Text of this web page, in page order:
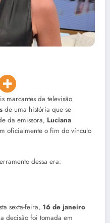
marcantes da televisão
de uma história que se
da emissora, Luciana
oficialmente o fim do vínculo
dessa era:
sexta-feira, 16 de janeiro
decisão foi tomada em